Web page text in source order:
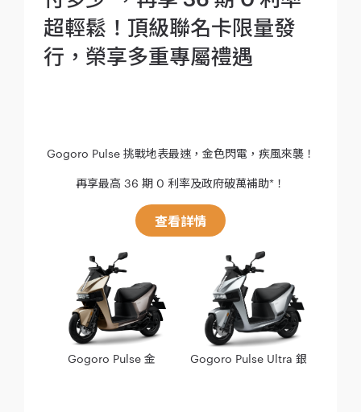
超輕鬆！頂級聯名卡限量發
行，榮享多重專屬禮遇
Gogoro Pulse 挑戰地表最速，金色閃電，疾風來襲！
再享最高 36 期 0 利率及政府破萬補助*！
查看詳情
Gogoro Pulse 金 Gogoro Pulse Ultra 銀